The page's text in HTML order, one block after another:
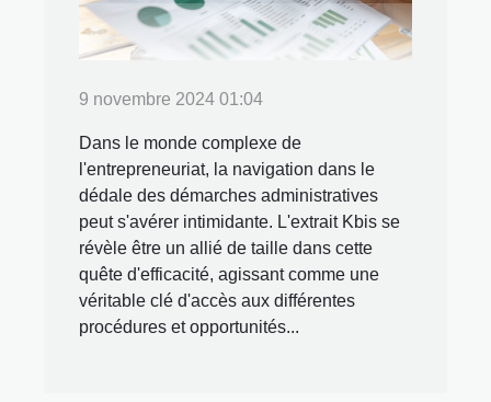
9 novembre 2024 01:04
Dans le monde complexe de
l'entrepreneuriat, la navigation dans le
dédale des démarches administratives
peut s'avérer intimidante. L'extrait Kbis se
révèle être un allié de taille dans cette
quête d'efficacité, agissant comme une
véritable clé d'accès aux différentes
procédures et opportunités...